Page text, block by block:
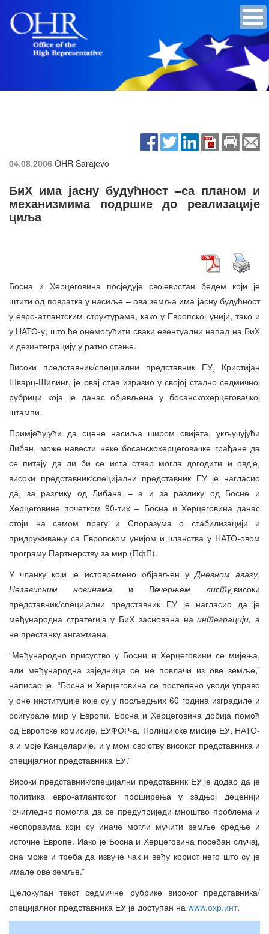
04.08.2006 OHR Sarajevo
БиХ има јасну будућност –са планом и
механизмима подршке до реализације
циља
Босна и Херцеговина посједује својеврстан бедем који је
штити од повратка у насиље – ова земља има јасну будућност
у евро-атлантским структурама, како у Европској унији, тако и
у НАТО-у, што ће онемогућити сваки евентуални напад на БиХ
и дезинтеграцију у ратно стање.
Високи представник/специјални представник ЕУ, Кристијан
Шварц-Шилинг, је овај став изразио у својој стално седмичној
рубрици која је данас објављена у босанскохерцеговачкој
штампи.
Примјећујући да сцене насиља широм свијета, укључујући
Либан, може навести неке босанскохерцеговачке грађане да
се питају да ли би се иста ствар могла догодити и овдје,
високи представник/специјални представник ЕУ је нагласио
да, за разлику од Либана – а и за разлику од Босне и
Херцеговине почетком 90-тих – Босна и Херцеговина данас
стоји на самом прагу и Споразума о стабилизацији и
придруживању са Европском унијом и чланства у НАТО-овом
програму Партнерству за мир (ПфП).
У чланку који је истовремено објављен у Дневном авазу,
Независним новинама и Вечерњем листу,високи
представник/специјални представник ЕУ је нагласио да је
међународна стратегија у БиХ заснована наинтеграцији, а
не престанку ангажмана.
“Међународно присуство у Босни и Херцеговини се мијења,
али међународна заједница се не повлачи из ове земље,”
написао је. “Босна и Херцеговина се постепено уводи управо
у оне институције које су у посљедњих 60 година изградиле и
осигурале мир у Европи. Босна и Херцеговина добија помоћ
од Европске комисије, ЕУФОР-а, Полицијске мисије ЕУ, НАТО-
а и моје Канцеларије, и у мом својству високог представника и
специјалног представника ЕУ.”
Високи представник/специјални представник ЕУ је додао да је
политика евро-атлантског проширења у задњој деценији
“очигледно помогла да се предуприједи мноштво проблема и
неспоразума који су иначе могли мучити земље средње и
источне Европе. Иако је Босна и Херцеговина посебан случај,
она може и треба да извуче чак и већу корист него што су је
имале ове земље.”
Цјелокупан текст седмичне рубрике високог представника/
специјалног представника ЕУ је доступан на www.охр.инт.